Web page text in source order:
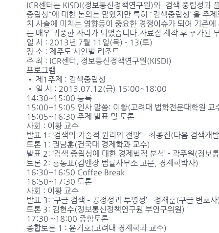
ICR센터는 KISDI(정보통신정책연구원)와 '검색 중립성과
중립성"에 대한 논의는 많았지만 특히 "검색중립성"을 주
치 사슬에 미치는 영향등이 중요한 경쟁이슈가 되어 기존
는 매우 귀중한 자리가 되었습니다.자료집 제작 후 추가된
일 시 : 2013년 7월 11일(목) - 13(토)
장 소 : 제주도 샤인빌 리조트
주 최 : ICR센터, 정보통신정책연구원(KISDI)
프로그램
• 제1주제 : 검색중립성
• 일 시 : 2013.07.12(금) 15:00~18:00
14:30~15:00 등록
15:00~15:05 인사 말씀: 이황(고려대 법학전문대학원 교
15:05~16:30 주제 발표 및 토론
사회 : 이황 교수
발표 1: ‘검색의 기술적 원리와 전망’ - 최종진(다음 검색개
토론 1: 권남훈(건국대 경제학과 교수)
발표 2: ‘검색 중립성에 대한 경제법적 분석’ - 곽주원(정보
토론 2: 홍동표(김앤장 법률사무소 고문, 경제학박사)
16:30~16:50 Coffee Break
16:50~17:30 토론
사회 : 이황 교수
발표 3: ‘구글 검색 – 공정성과 투명성’ - 정재훈(구글 변호
토론 3: 김현수(정보통신정책연구원 부연구위원)
17:30 ~18:00 종합토론
종합토론 1 : 윤기호(고려대 경제학과 교수)